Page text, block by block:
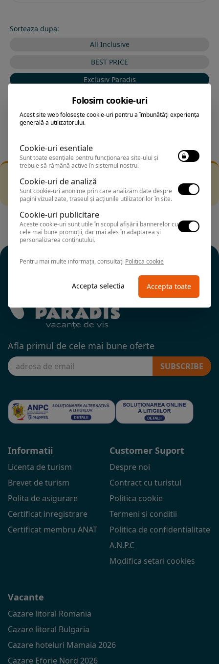
Sorteaza dupa:
All Inclusive
BEST PRICE
Exclusiv Paradis
Stele 1-5
Stele 5-1
Incearca sa folosesti o cautarea mai generala sau alege
alte fitre.
Afla primul de cele mai bune oferte
SUBSCRIBE
Informatii
Licenta de turism
Brevet de turism
Polita de asigurare
Certificat inregistrare
Certificat membru ANAT
Customer Suport
Despre noi
Contract cu turistul
Politica cookie
Termeni si conditii
Politica de confidentialitate
A.N.P.C
Modifica setari cookies
Vacante
Cazare litoral Romania
Cazare litoral Bulgaria
Cazare hoteluri Mamaia 2026
Cazare Eforie Nord 2026
Folosim cookie-uri
Acest site web folosește cookie-uri pentru a îmbunătăți experiența
generală a utilizatorului.
Cookie-uri esentiale
Sunt toate esențiale pentru funcționarea site-ului și
trebuie să rămână active în sistemul nostru.
Cookie-uri de analiză
Sunt cookie-uri anonime prin care analizăm date despre
pagini vizualizate, traseul și acțiunile utilizatorilor în site.
Cookie-uri publicitare
Aceste cookie-uri sunt utile în scopul afișării bannerelor cu
cele mai bune promoții, dar mai ales în adaptarea și
personalizarea conținutului.
Pentru mai multe informații, consultați Politica cookie
Accepta selectia Accepta toate